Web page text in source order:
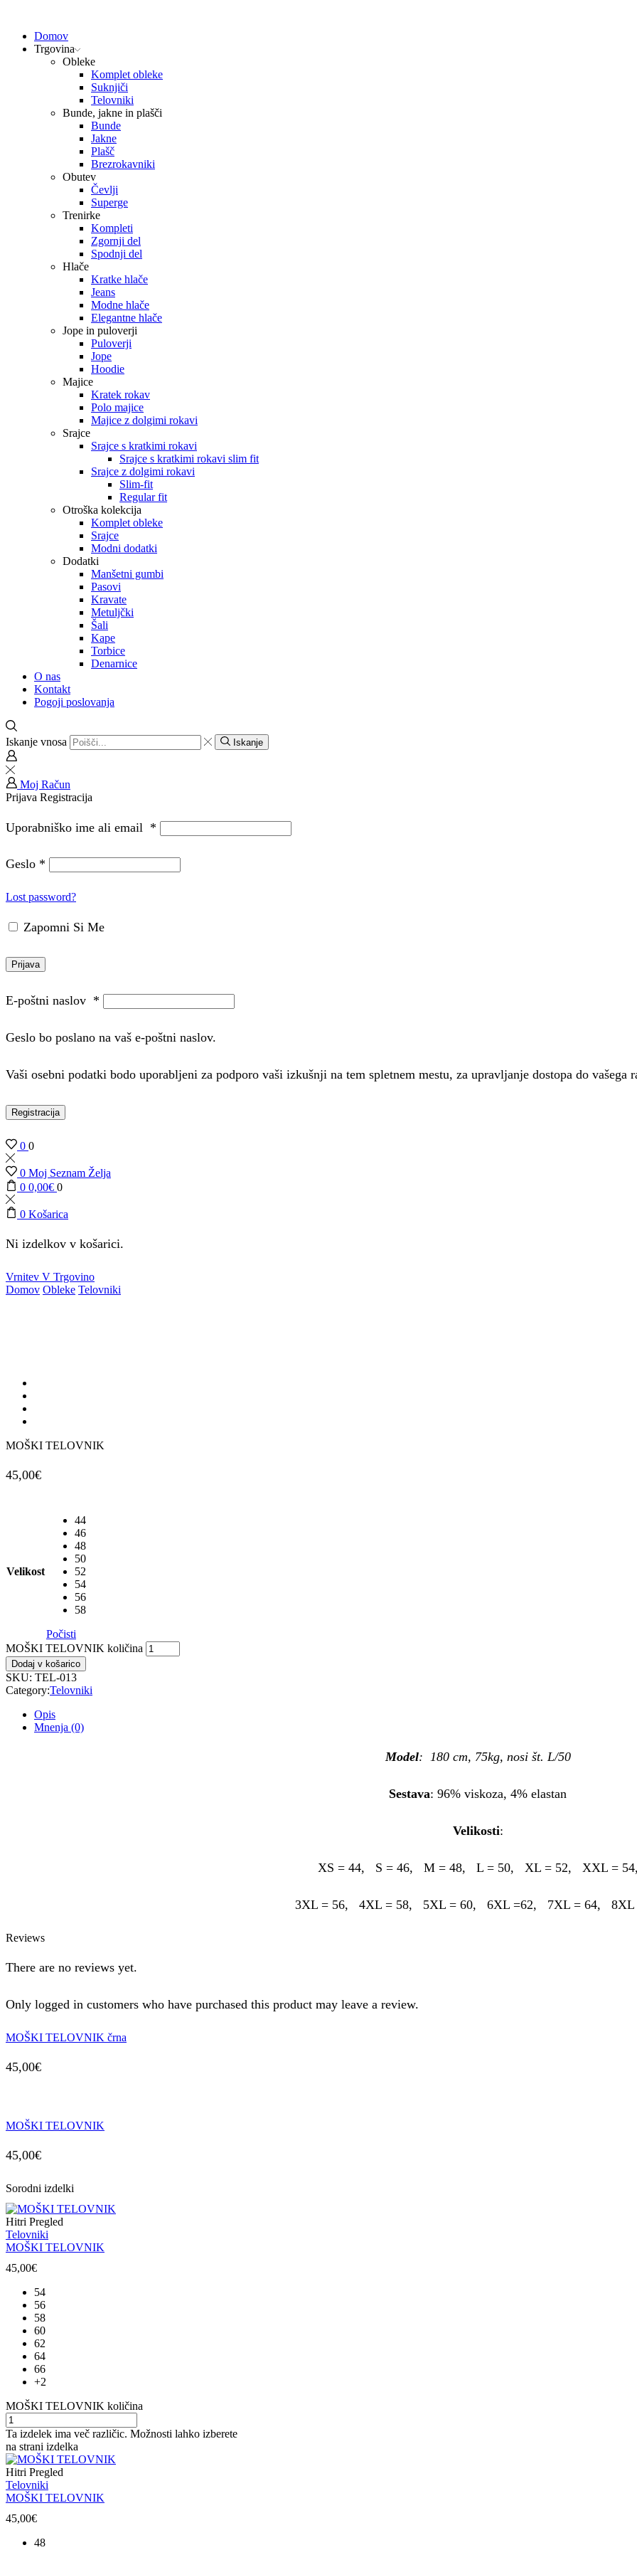
Domov
Trgovina
Obleke
Komplet obleke
Suknjiči
Telovniki
Bunde, jakne in plašči
Bunde
Jakne
Plašč
Brezrokavniki
Obutev
Čevlji
Superge
Trenirke
Kompleti
Zgornji del
Spodnji del
Hlače
Kratke hlače
Jeans
Modne hlače
Elegantne hlače
Jope in puloverji
Puloverji
Jope
Hoodie
Majice
Kratek rokav
Polo majice
Majice z dolgimi rokavi
Srajce
Srajce s kratkimi rokavi
Srajce s kratkimi rokavi slim fit
Srajce z dolgimi rokavi
Slim-fit
Regular fit
Otroška kolekcija
Komplet obleke
Srajce
Modni dodatki
Dodatki
Manšetni gumbi
Pasovi
Kravate
Metuljčki
Šali
Kape
Torbice
Denarnice
O nas
Kontakt
Pogoji poslovanja
Iskanje vnosa Iskanje
Moj Račun
Prijava Registracija
Uporabniško ime ali email *
Geslo *
Lost password?
Zapomni Si Me
Prijava
E-poštni naslov *
Geslo bo poslano na vaš e-poštni naslov.
Vaši osebni podatki bodo uporabljeni za podporo vaši izkušnji na tem spletnem mestu, za upravljanje dostopa do vašega
Registracija
0 0
0 Moj Seznam Želja
0 0,00€ 0
0 Košarica
Ni izdelkov v košarici.
Vrnitev V Trgovino
Domov Obleke Telovniki
MOŠKI TELOVNIK
45,00€
Velikost
44
46
48
50
52
54
56
58
Počisti
MOŠKI TELOVNIK količina
Dodaj v košarico
SKU: TEL-013
Category:Telovniki
Opis
Mnenja (0)
Model: 180 cm, 75kg, nosi št. L/50
Sestava: 96% viskoza, 4% elastan
Velikosti:
XS = 44, S = 46, M = 48, L = 50, XL = 52, XXL = 54,
3XL = 56, 4XL = 58, 5XL = 60, 6XL =62, 7XL = 64, 8XL
Reviews
There are no reviews yet.
Only logged in customers who have purchased this product may leave a review.
MOŠKI TELOVNIK črna
45,00€
MOŠKI TELOVNIK
45,00€
Sorodni izdelki
Hitri Pregled
Telovniki
MOŠKI TELOVNIK
45,00€
54
56
58
60
62
64
66
+2
MOŠKI TELOVNIK količina
Ta izdelek ima več različic. Možnosti lahko izberete
na strani izdelka
Hitri Pregled
Telovniki
MOŠKI TELOVNIK
45,00€
48